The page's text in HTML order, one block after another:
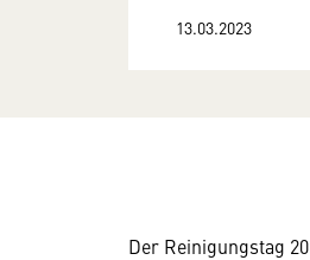
13.03.2023
Der Reinigungstag